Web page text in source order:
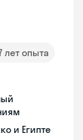
лет опыта
и Египте